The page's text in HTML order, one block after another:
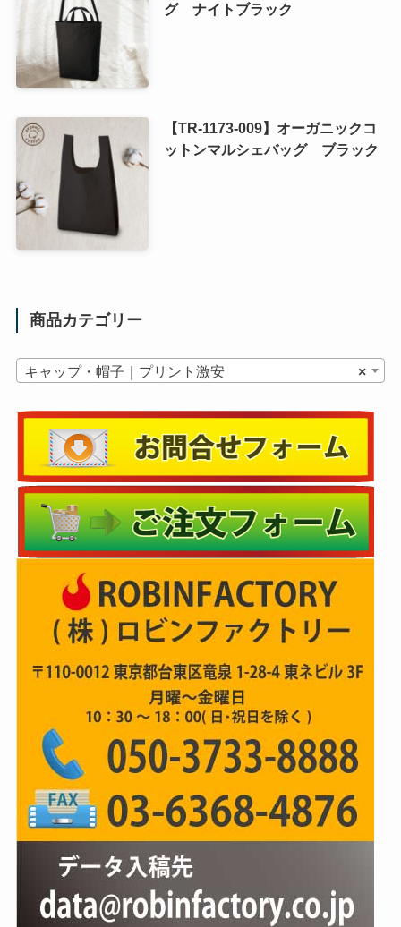
グ ナイトブラック
【TR-1173-009】オーガニックコ
ットンマルシェバッグ ブラック
商品カテゴリー
×
キャップ・帽子｜プリント激安